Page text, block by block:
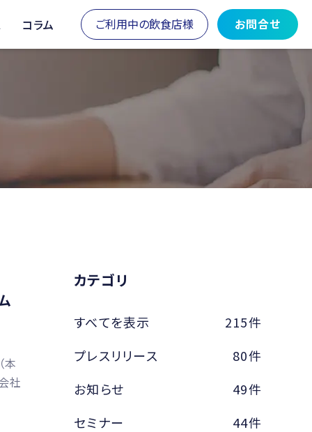
コラム ご利用中の飲食店様 お問合せ
本
社
カテゴリ
すべてを表示
215件
プレスリリース
80件
お知らせ
49件
セミナー
44件